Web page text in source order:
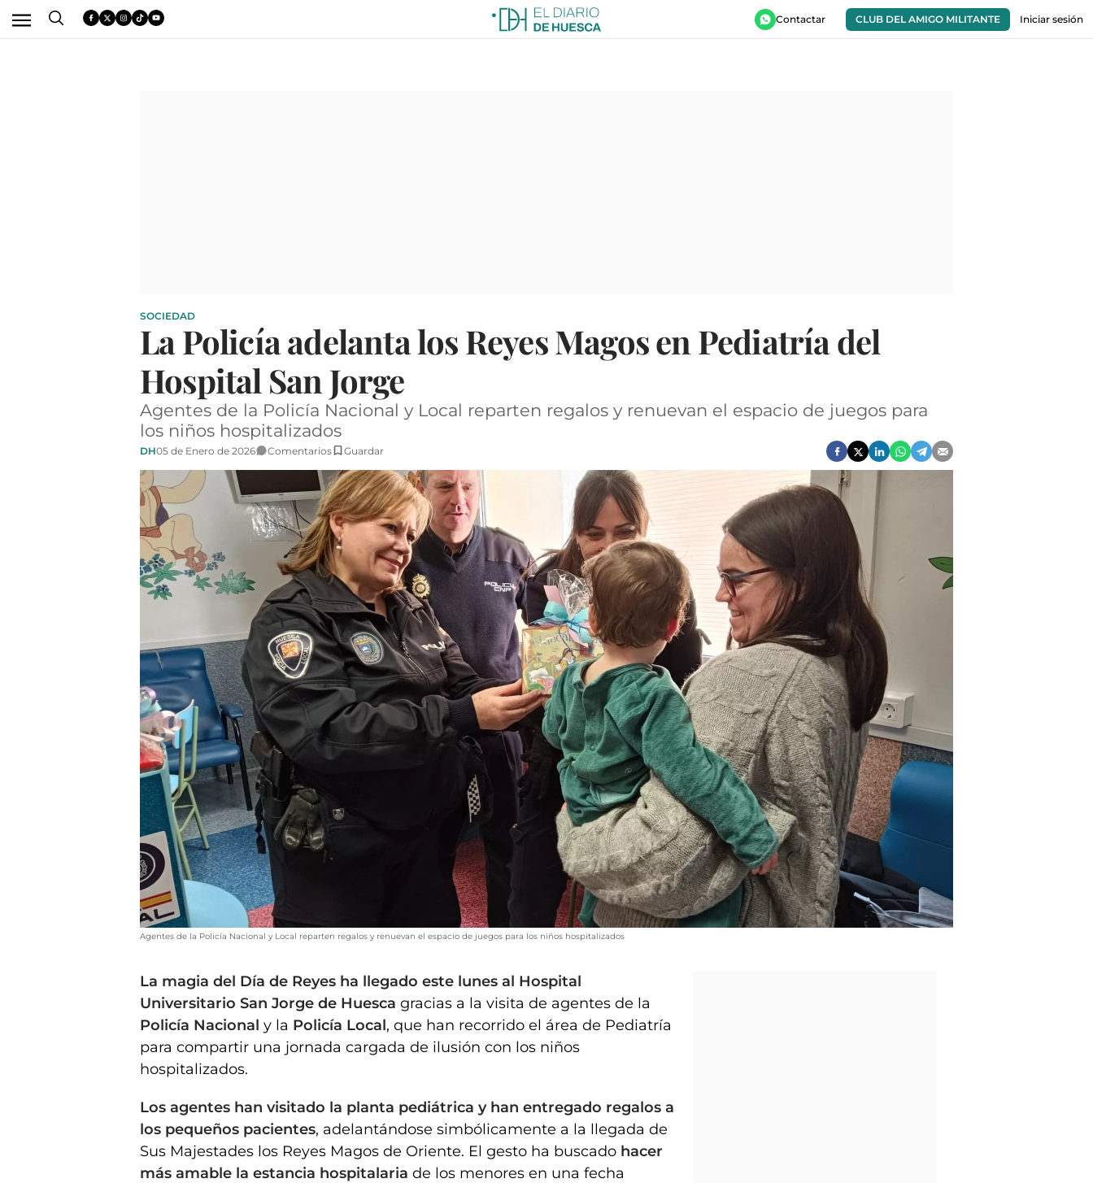
Contactar CLUB DEL AMIGO MILITANTE Iniciar sesión
SOCIEDAD
La Policía adelanta los Reyes Magos en Pediatría del
Hospital San Jorge
Agentes de la Policía Nacional y Local reparten regalos y renuevan el espacio de juegos para
los niños hospitalizados
DH05 de Enero de 2026 Comentarios Guardar
Agentes de la Policía Nacional y Local reparten regalos y renuevan el espacio de juegos para los niños hospitalizados
La magia del Día de Reyes ha llegado este lunes al Hospital
Universitario San Jorge de Huesca gracias a la visita de agentes de la
Policía Nacional y la Policía Local, que han recorrido el área de Pediatría
para compartir una jornada cargada de ilusión con los niños
hospitalizados.
Los agentes han visitado la planta pediátrica y han entregado regalos a
los pequeños pacientes, adelantándose simbólicamente a la llegada de
Sus Majestades los Reyes Magos de Oriente. El gesto ha buscado hacer
más amable la estancia hospitalaria de los menores en una fecha